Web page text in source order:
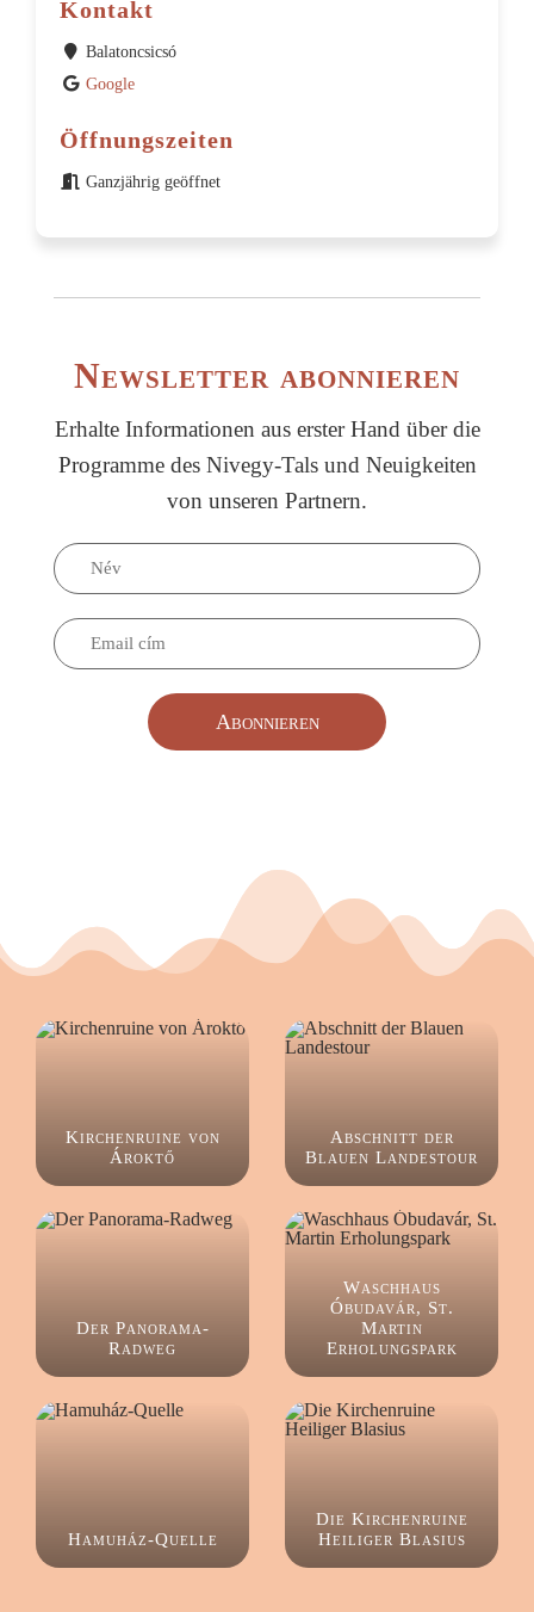
Kontakt
Balatoncsicsó
Google
Öffnungszeiten
Ganzjährig geöffnet
Newsletter abonnieren
Erhalte Informationen aus erster Hand über die
Programme des Nivegy-Tals und Neuigkeiten
von unseren Partnern.
Abonnieren
Kirchenruine von
Ároktő
Abschnitt der
Blauen Landestour
Der Panorama-
Radweg
Waschhaus
Óbudavár, St.
Martin
Erholungspark
Hamuház-Quelle
Die Kirchenruine
Heiliger Blasius